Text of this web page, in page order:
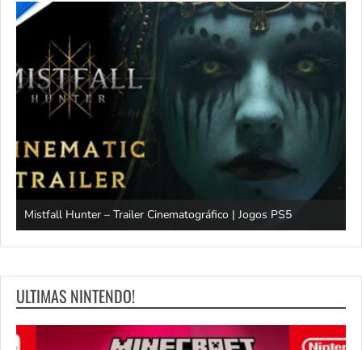
Mistfall Hunter – Trailer Cinematográfico | Jogos PS5
ULTIMAS NINTENDO!